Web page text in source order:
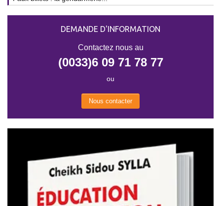
DEMANDE D'INFORMATION
Contactez nous au
(0033)6 09 71 78 77
ou
Nous contacter